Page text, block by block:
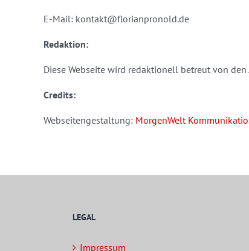
E-Mail: kontakt@florianpronold.de
Redaktion:
Diese Webseite wird redaktionell betreut von
Credits:
Webseitengestaltung: MorgenWelt
LEGAL
Impressum